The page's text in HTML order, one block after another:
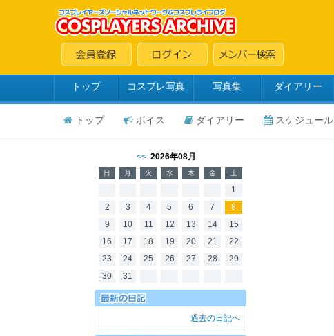
トップ コスプレ写真 写真集 ダイアリー
トップ ボイス ダイアリー スケジュール
<< 2026年08月
日 月 火 水 木 金 土
1
2
3 4 5 6 7
8
9
10 11 12 13 14
15
16
17 18 19 20 21
22
23
24 25 26 27 28
29
30
31
過去の日記へ